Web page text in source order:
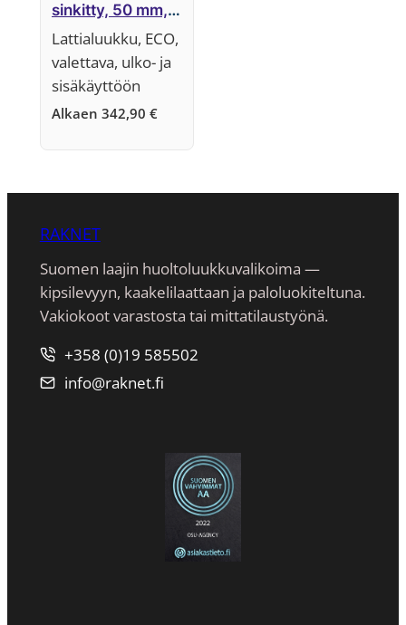
sinkitty, 50 mm,
irrotettava
kansiosa,
järjestelmä ECO
Lattialuukku, ECO,
valettava, ulko- ja
sisäkäyttöön
Alkaen 342,90 €
RAKNET
Suomen laajin huoltoluukkuvalikoima —
kipsilevyyn, kaakeli­laattaan ja paloluokiteltuna.
Vakiokoot varastosta tai mittatilaustyönä.
+358 (0)19 585502
info@raknet.fi